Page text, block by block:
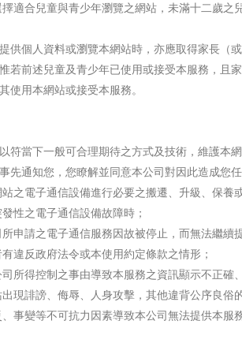
擇適合兒童與青少年瀏覽之網站，未滿十二歲
供個人資料或瀏覽本網站時，亦應取得家長（
若前述兒童及青少年已使用或接受本服務，且
使用本網站或接受本服務。
符當下一般可合理期待之方式及技術，維護本
先通知您，您瞭解並同意本公司對因此造成您
站之電子通信設備進行必要之搬遷、升級、保養
發性之電子通信設備故障時；
所申請之電子通信服務因故被停止，而無法繼續
有違反政府法令或本使用約定條款之情形；
司所得控制之事由導致本服務之資訊顯示不正
出現誹謗、侮辱、人身攻擊，其他違背公序良
、事變等不可抗力因素導致本公司無法提供本服務